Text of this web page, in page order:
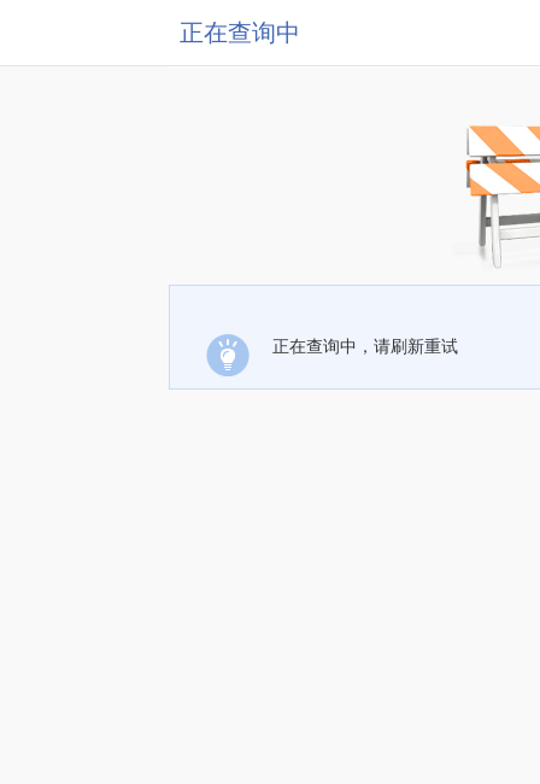
正在查询中
正在查询中，请刷新重试